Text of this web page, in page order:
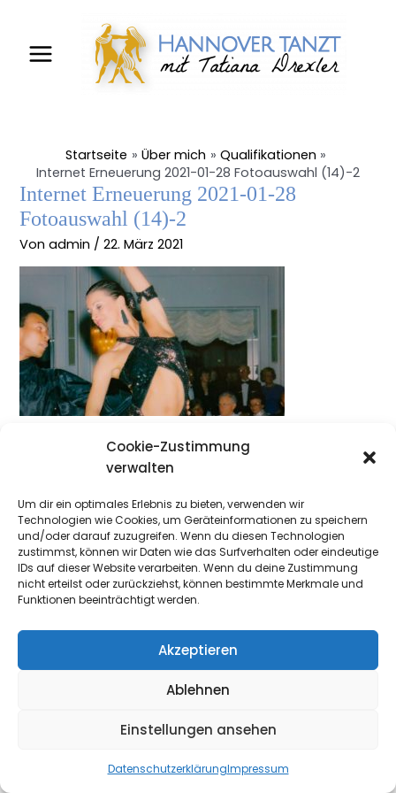
Cookie-Zustimmung
verwalten
Um dir ein optimales Erlebnis zu bieten, verwenden wir
Technologien wie Cookies, um Geräteinformationen zu speichern
und/oder darauf zuzugreifen. Wenn du diesen Technologien
zustimmst, können wir Daten wie das Surfverhalten oder eindeutige
IDs auf dieser Website verarbeiten. Wenn du deine Zustimmung
nicht erteilst oder zurückziehst, können bestimmte Merkmale und
Funktionen beeinträchtigt werden.
Akzeptieren
Ablehnen
Einstellungen ansehen
DatenschutzerklärungImpressum
springen
Menu
Startseite Über mich
Qualifikationen
Internet Erneuerung 2021-01-28 Fotoauswahl (14)-2
Internet Erneuerung 2021-01-28
Fotoauswahl (14)-2
Vonadmin /22. März 2021
Datenschutzerklärung
Impressum
Kontakt